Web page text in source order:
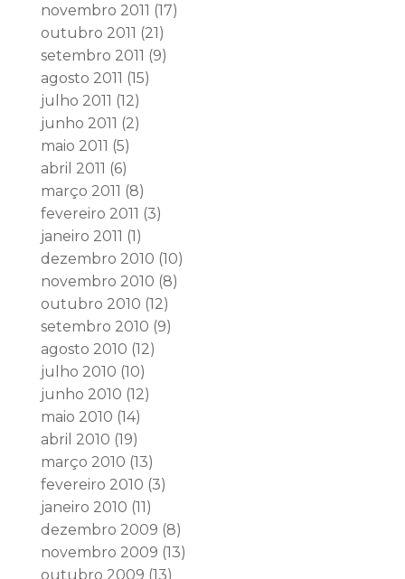
novembro 2011 (17)
outubro 2011 (21)
setembro 2011 (9)
agosto 2011 (15)
julho 2011 (12)
junho 2011 (2)
maio 2011 (5)
abril 2011 (6)
março 2011 (8)
fevereiro 2011 (3)
janeiro 2011 (1)
dezembro 2010 (10)
novembro 2010 (8)
outubro 2010 (12)
setembro 2010 (9)
agosto 2010 (12)
julho 2010 (10)
junho 2010 (12)
maio 2010 (14)
abril 2010 (19)
março 2010 (13)
fevereiro 2010 (3)
janeiro 2010 (11)
dezembro 2009 (8)
novembro 2009 (13)
outubro 2009 (13)